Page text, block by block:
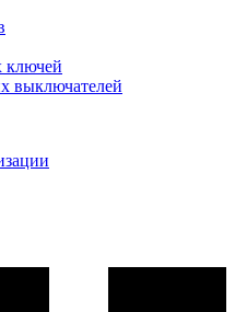
ключей
выключателей